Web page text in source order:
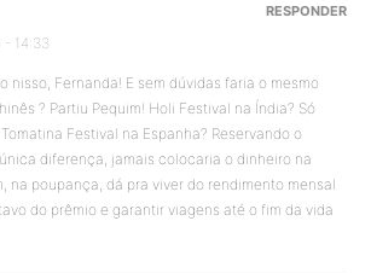
- 14:33
nisso, Fernanda! E sem dúvidas faria o mesmo
? Partiu Pequim! Holi Festival na Índia? Só
Festival na Espanha? Reservando o
diferença, jamais colocaria o dinheiro na
na poupança, dá pra viver do rendimento mensal
do prêmio e garantir viagens até o fim da vida
RESPONDER